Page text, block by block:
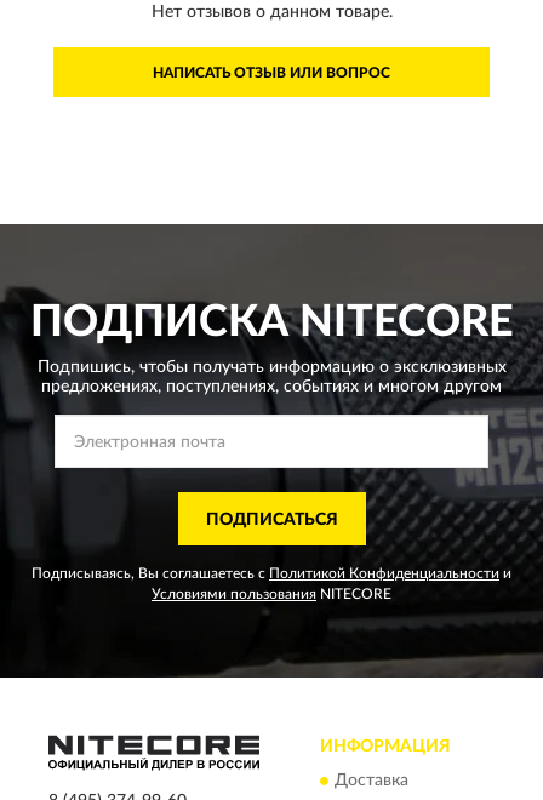
Нет отзывов о данном товаре.
НАПИСАТЬ ОТЗЫВ ИЛИ ВОПРОС
ПОДПИСКАNITECORE
Подпишись, чтобы получать информацию о эксклюзивных
предложениях, поступлениях, событиях и многом другом
ПОДПИСАТЬСЯ
Подписываясь, Вы соглашаетесь с Политикой Конфиденциальности и
Условиями пользования NITECORE
ИНФОРМАЦИЯ
Доставка